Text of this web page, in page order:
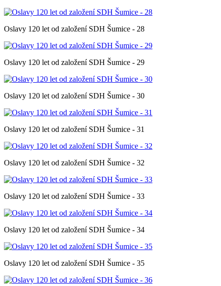
Oslavy 120 let od založení SDH Šumice - 28
Oslavy 120 let od založení SDH Šumice - 29
Oslavy 120 let od založení SDH Šumice - 30
Oslavy 120 let od založení SDH Šumice - 31
Oslavy 120 let od založení SDH Šumice - 32
Oslavy 120 let od založení SDH Šumice - 33
Oslavy 120 let od založení SDH Šumice - 34
Oslavy 120 let od založení SDH Šumice - 35